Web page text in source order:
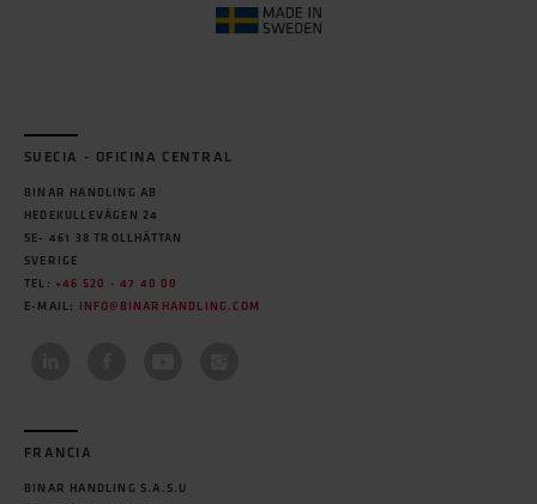
SUECIA - OFICINA CENTRAL
BINAR HANDLING AB
HEDEKULLEVÄGEN 24
SE- 461 38 TROLLHÄTTAN
SVERIGE
TEL: +46 520 - 47 40 00
E-MAIL:
INFO@BINARHANDLING.COM
FRANCIA
BINAR HANDLING S.A.S.U